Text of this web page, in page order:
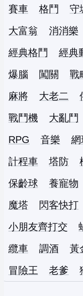
賽車 格鬥 守
大富翁
消消樂
經典格鬥
經典
爆腦
闖關 戰
麻將
大老二
戰鬥機
大亂鬥
RPG
音樂 網
計程車
塔防
保齡球
養寵物
魔塔
閃客快打
小朋友齊打交
纜車
調酒 黃
冒險王
老爹